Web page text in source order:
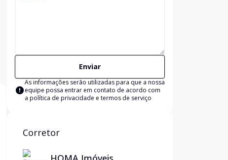
Enviar
As informações serão utilizadas para que a nossa
equipe possa entrar em contato de acordo com
a política de privacidade e termos de serviço
Corretor